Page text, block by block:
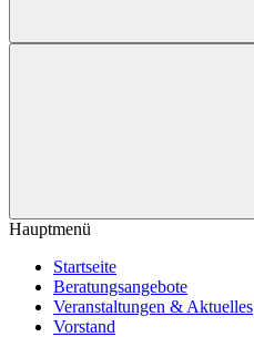
Hauptmenü
Startseite
Beratungsangebote
Veranstaltungen & Aktuelles
Vorstand